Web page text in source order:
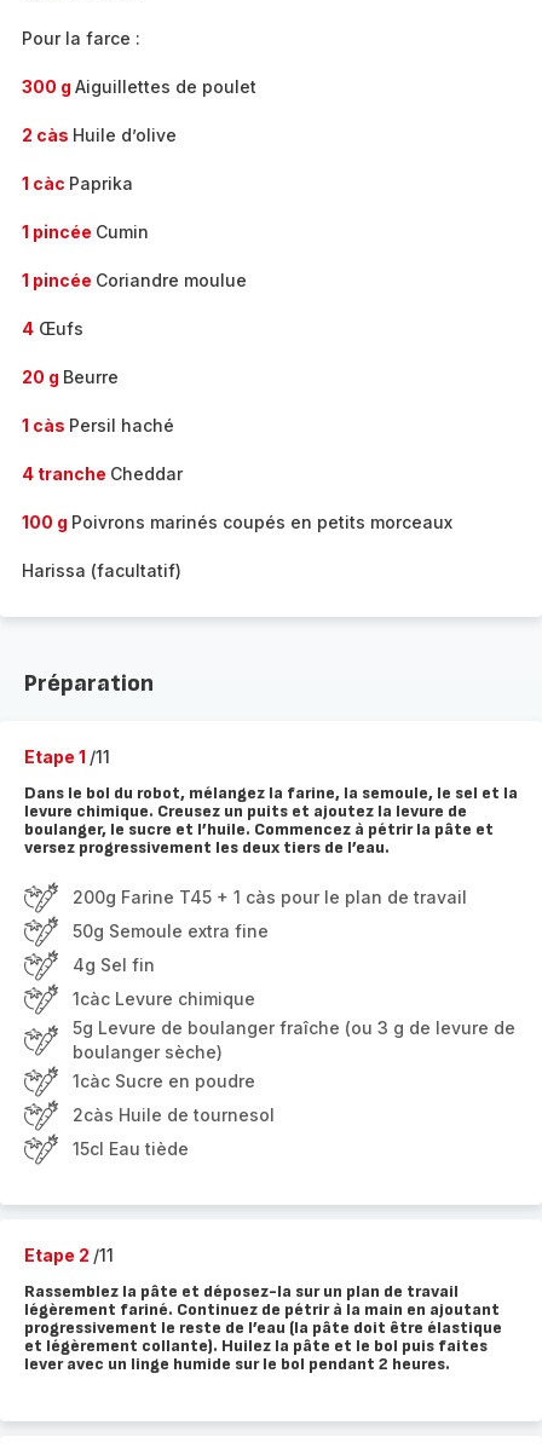
Pour la farce :
300 g Aiguillettes de poulet
2 càs Huile d’olive
1 càc Paprika
1 pincée Cumin
1 pincée Coriandre moulue
4 Œufs
20 g Beurre
1 càs Persil haché
4 tranche Cheddar
100 g Poivrons marinés coupés en petits morceaux
Harissa (facultatif)
Préparation
Etape 1 /11
Dans le bol du robot, mélangez la farine, la semoule, le sel et la
levure chimique. Creusez un puits et ajoutez la levure de
boulanger, le sucre et l’huile. Commencez à pétrir la pâte et
versez progressivement les deux tiers de l’eau.
200g Farine T45 + 1 càs pour le plan de travail
50g Semoule extra fine
4g Sel fin
1càc Levure chimique
5g Levure de boulanger fraîche (ou 3 g de levure de
boulanger sèche)
1càc Sucre en poudre
2càs Huile de tournesol
15cl Eau tiède
Etape 2 /11
Rassemblez la pâte et déposez-la sur un plan de travail
légèrement fariné. Continuez de pétrir à la main en ajoutant
progressivement le reste de l’eau (la pâte doit être élastique
et légèrement collante). Huilez la pâte et le bol puis faites
lever avec un linge humide sur le bol pendant 2 heures.